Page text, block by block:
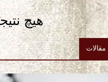
هیچ
مقالات